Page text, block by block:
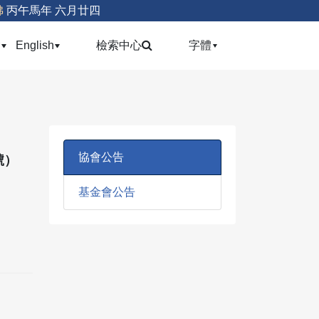
丙午馬年 六月廿四
(current)
English(current)檢索中心 字體(current)
協會公告
基金會公告